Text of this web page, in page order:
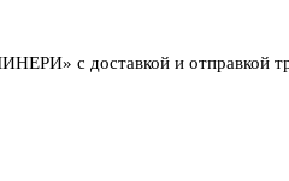
с доставкой и отправкой